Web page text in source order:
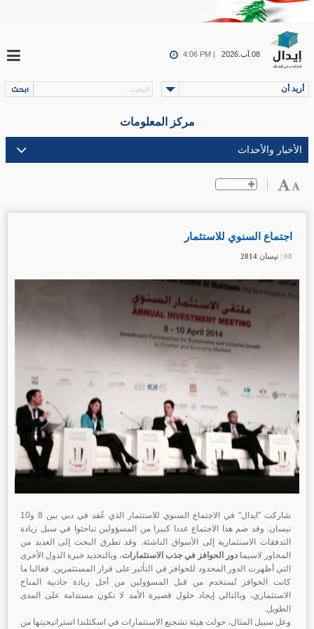
08.آب.2026 4:06 PM |
أريد أن
مركز المعلومات
08 | نيسان
اجتماع السنوي للاستثمار
08 | نيسان 08 | نيسان
شاركت "ايدال" في الاجتماع السنوي للاستثمار الذي عُقد في دبي بين 8 و10
نيسان. وقد ضم هذا الاجتماع عددا كبيرا من المسؤولين تباحثوا في سبل زيادة
التدفقات الاستثمارية إلى الأسواق الناشئة. وقد تطرق البحث إلى العديد من
المحاور لاسيما دور الحوافز في جذب الاستثمارات، وبالتحديد خبرة الدول الأخرى
التي أظهرت الدور المحدود للحوافز في التأثير على قرار المستثمرين. فغالبا ما
كانت الحوافز تُستخدم من قبل المسؤولين من أجل زيادة جاذبية المناخ
الاستثماري، وبالتالي إيجاد حلول قصيرة الأمد لا تكون مستدامة على المدى
الطويل.
وعل سبيل المثال، حولت هيئة تشجيع الاستثمارات في اسكتلندا استراتيجيتها من